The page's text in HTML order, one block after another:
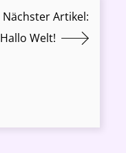
Nächster Artikel:
Hallo Welt!